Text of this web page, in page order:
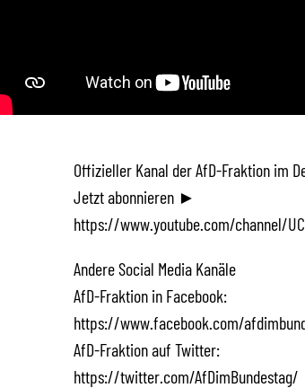
Offizieller Kanal der AfD-Fraktion im
Jetzt abonnieren ►
https://www.youtube.com/channel/
Andere Social Media Kanäle
AfD-Fraktion in Facebook:
https://www.facebook.com/
AfD-Fraktion auf Twitter:
https://twitter.com/AfDimBundestag/